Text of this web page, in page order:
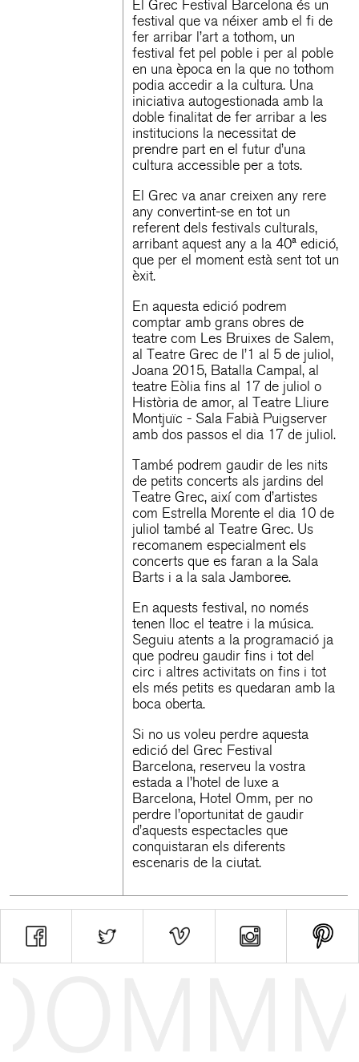
El Grec Festival Barcelona és un
festival que va néixer amb el fi de
fer arribar l’art a tothom, un
festival fet pel poble i per al poble
en una època en la que no tothom
podia accedir a la cultura. Una
iniciativa autogestionada amb la
doble finalitat de fer arribar a les
institucions la necessitat de
prendre part en el futur d’una
cultura accessible per a tots.
El Grec va anar creixen any rere
any convertint-se en tot un
referent dels festivals culturals,
arribant aquest any a la 40ª edició,
que per el moment està sent tot un
èxit.
En aquesta edició podrem
comptar amb grans obres de
teatre com Les Bruixes de Salem,
al Teatre Grec de l’1 al 5 de juliol,
Joana 2015, Batalla Campal, al
teatre Eòlia fins al 17 de juliol o
Història de amor, al Teatre Lliure
Montjuïc - Sala Fabià Puigserver
amb dos passos el dia 17 de juliol.
També podrem gaudir de les nits
de petits concerts als jardins del
Teatre Grec, així com d’artistes
com Estrella Morente el dia 10 de
juliol també al Teatre Grec. Us
recomanem especialment els
concerts que es faran a la Sala
Barts i a la sala Jamboree.
En aquests festival, no només
tenen lloc el teatre i la música.
Seguiu atents a la programació ja
que podreu gaudir fins i tot del
circ i altres activitats on fins i tot
els més petits es quedaran amb la
boca oberta.
Si no us voleu perdre aquesta
edició del Grec Festival
Barcelona, reserveu la vostra
estada a l’hotel de luxe a
Barcelona, Hotel Omm, per no
perdre l’oportunitat de gaudir
d’aquests espectacles que
conquistaran els diferents
escenaris de la ciutat.